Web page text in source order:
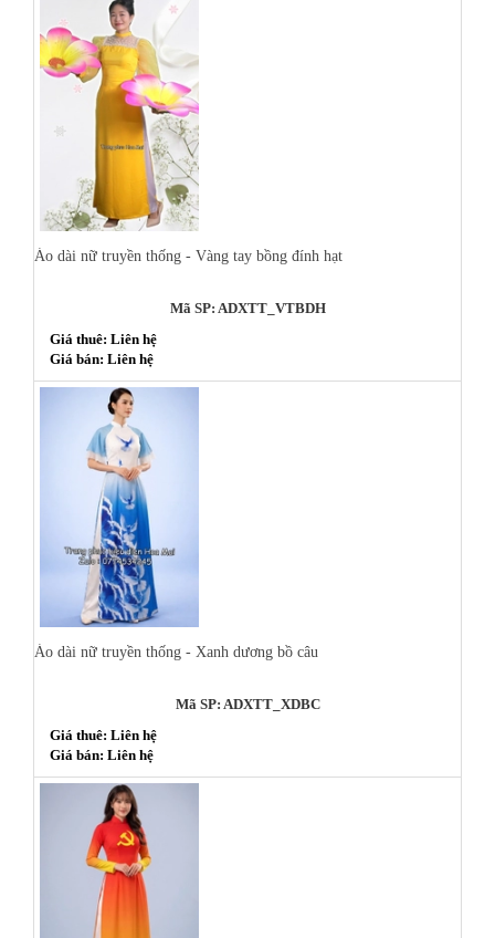
Áo dài nữ truyền thống - Vàng tay bồng đính hạt
Mã SP: ADXTT_VTBDH
Giá thuê: Liên hệ
Giá bán: Liên hệ
Áo dài nữ truyền thống - Xanh dương bồ câu
Mã SP: ADXTT_XDBC
Giá thuê: Liên hệ
Giá bán: Liên hệ